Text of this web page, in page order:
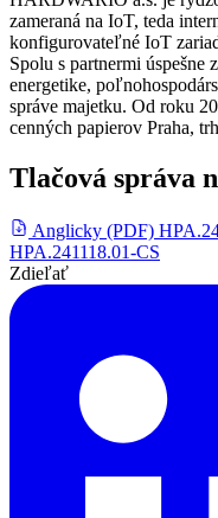
zameraná na IoT, teda
konfigurovateľné IoT
Spolu s partnermi
energetike,
správe majetku. Od roku
cenných papierov Praha,
Tlačová správa
Anglicky (PDF)
HPA.241118.01-CS
Zdieľať